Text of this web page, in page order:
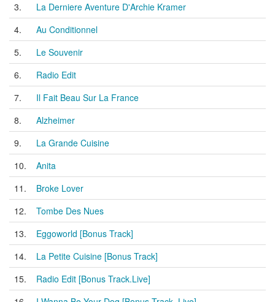
3.
La Derniere Aventure D'Archie Kramer
4.
Au Conditionnel
5.
Le Souvenir
6.
Radio Edit
7.
Il Fait Beau Sur La France
8.
Alzheimer
9.
La Grande Cuisine
10.
Anita
11.
Broke Lover
12.
Tombe Des Nues
13.
Eggoworld [Bonus Track]
14.
La Petite Cuisine [Bonus Track]
15.
Radio Edit [Bonus Track.Live]